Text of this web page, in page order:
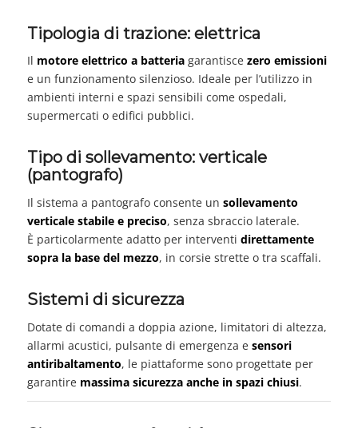
Tipologia di trazione: elettrica
Il motore elettrico a batteriagarantisce zero emissioni
e un funzionamento silenzioso. Ideale per l’utilizzo in
ambienti interni e spazi sensibili come ospedali,
supermercati o edifici pubblici.
Tipo di sollevamento: verticale
(pantografo)
Il sistema a pantografo consente un sollevamento
verticale stabile e preciso, senza sbraccio laterale.
È particolarmente adatto per interventi direttamente
sopra la base del mezzo, in corsie strette o tra scaffali.
Sistemi di sicurezza
Dotate di comandi a doppia azione, limitatori di altezza,
allarmi acustici, pulsante di emergenza e sensori
antiribaltamento, le piattaforme sono progettate per
garantire massima sicurezza anche in spazi chiusi.